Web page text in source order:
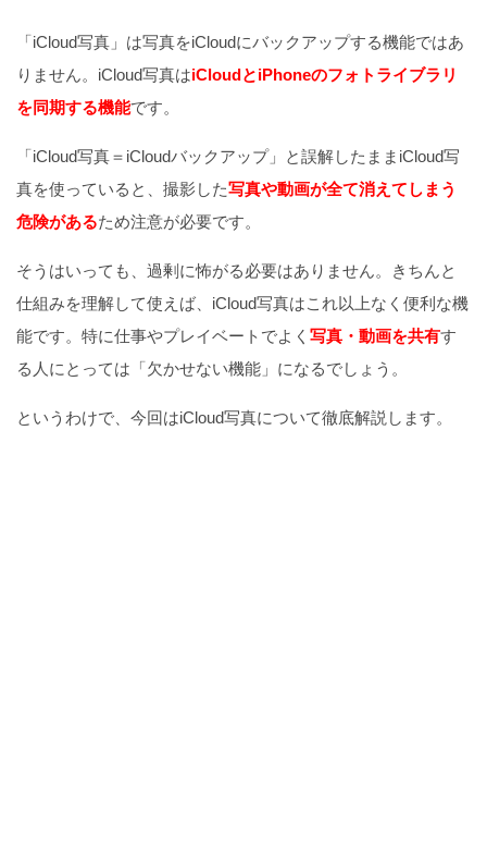
「iCloud写真」は写真をiCloudにバックアップする機能ではあ
りません。iCloud写真はiCloudとiPhoneのフォトライブラリ
を同期する機能です。
「iCloud写真＝iCloudバックアップ」と誤解したままiCloud写
真を使っていると、撮影した写真や動画が全て消えてしまう
危険があるため注意が必要です。
そうはいっても、過剰に怖がる必要はありません。きちんと
仕組みを理解して使えば、iCloud写真はこれ以上なく便利な機
能です。特に仕事やプレイベートでよく 写真・動画を共有す
る人にとっては「欠かせない機能」になるでしょう。
というわけで、今回はiCloud写真について徹底解説します。